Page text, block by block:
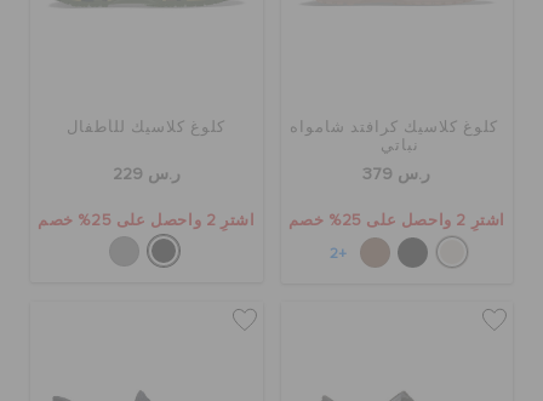
كلوغ كلاسيك كرافتد شامواه
نباتي
ر.س 379
اشترِ 2 واحصل على 25% خصم
+2
كلوغ كلاسيك للأطفال
ر.س 229
اشترِ 2 واحصل على 25% خصم